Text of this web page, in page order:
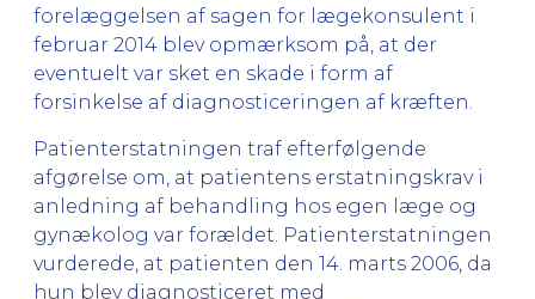
forelæggelsen af sagen for lægekonsulent i
februar 2014 blev opmærksom på, at der
eventuelt var sket en skade i form af
forsinkelse af diagnosticeringen af kræften.
Patienterstatningen traf efterfølgende
afgørelse om, at patientens erstatningskrav i
anledning af behandling hos egen læge og
gynækolog var forældet. Patienterstatningen
vurderede, at patienten den 14. marts 2006, da
hun blev diagnosticeret med